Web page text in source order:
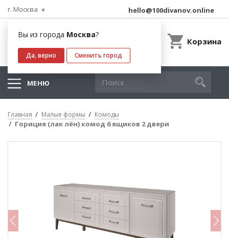
г. Москва
Вы из города Москва?
Да, верно Сменить город
hello@100divanov.online
Корзина
МЕНЮ
Главная Малые формы Комоды
Гориция (лак лён) комод 6 ящиков 2 двери